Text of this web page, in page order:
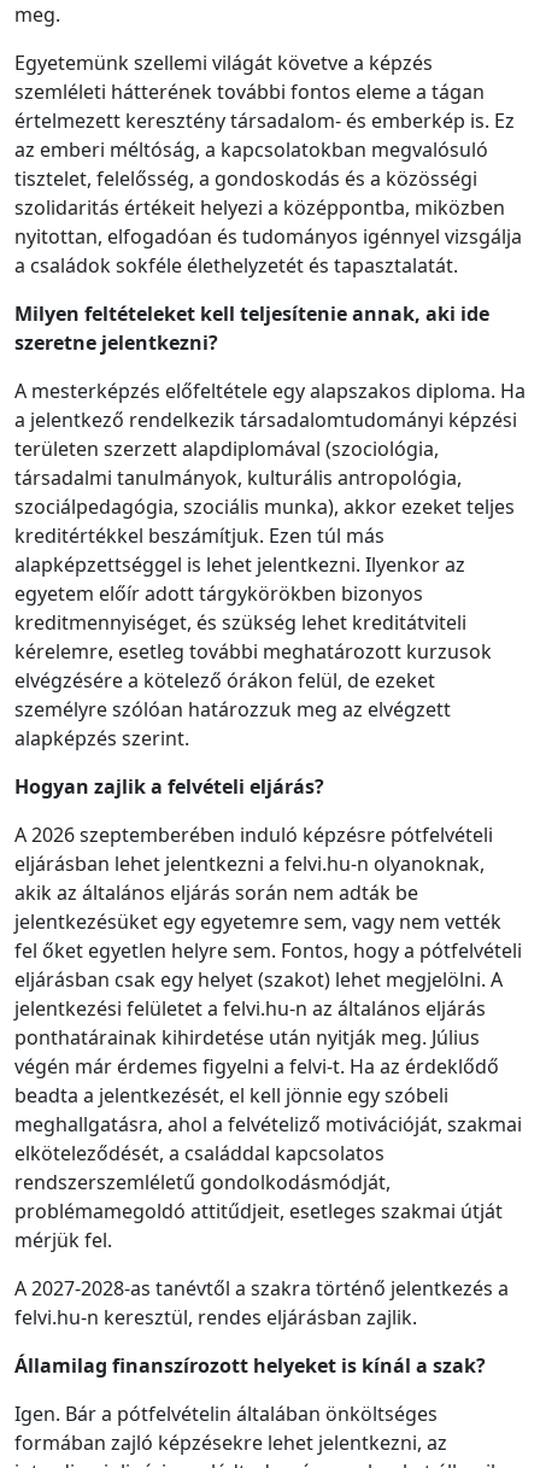
meg.
Egyetemünk szellemi világát követve a képzés
szemléleti hátterének további fontos eleme a tágan
értelmezett keresztény társadalom- és emberkép is. Ez
az emberi méltóság, a kapcsolatokban megvalósuló
tisztelet, felelősség, a gondoskodás és a közösségi
szolidaritás értékeit helyezi a középpontba, miközben
nyitottan, elfogadóan és tudományos igénnyel vizsgálja
a családok sokféle élethelyzetét és tapasztalatát.
Milyen feltételeket kell teljesítenie annak, aki ide
szeretne jelentkezni?
A mesterképzés előfeltétele egy alapszakos diploma. Ha
a jelentkező rendelkezik társadalomtudományi képzési
területen szerzett alapdiplomával (szociológia,
társadalmi tanulmányok, kulturális antropológia,
szociálpedagógia, szociális munka), akkor ezeket teljes
kreditértékkel beszámítjuk. Ezen túl más
alapképzettséggel is lehet jelentkezni. Ilyenkor az
egyetem előír adott tárgykörökben bizonyos
kreditmennyiséget, és szükség lehet kreditátviteli
kérelemre, esetleg további meghatározott kurzusok
elvégzésére a kötelező órákon felül, de ezeket
személyre szólóan határozzuk meg az elvégzett
alapképzés szerint.
Hogyan zajlik a felvételi eljárás?
A 2026 szeptemberében induló képzésre pótfelvételi
eljárásban lehet jelentkezni a felvi.hu-n olyanoknak,
akik az általános eljárás során nem adták be
jelentkezésüket egy egyetemre sem, vagy nem vették
fel őket egyetlen helyre sem. Fontos, hogy a pótfelvételi
eljárásban csak egy helyet (szakot) lehet megjelölni. A
jelentkezési felületet a felvi.hu-n az általános eljárás
ponthatárainak kihirdetése után nyitják meg. Július
végén már érdemes figyelni a felvi-t. Ha az érdeklődő
beadta a jelentkezését, el kell jönnie egy szóbeli
meghallgatásra, ahol a felvételiző motivációját, szakmai
elköteleződését, a családdal kapcsolatos
rendszerszemléletű gondolkodásmódját,
problémamegoldó attitűdjeit, esetleges szakmai útját
mérjük fel.
A 2027-2028-as tanévtől a szakra történő jelentkezés a
felvi.hu-n keresztül, rendes eljárásban zajlik.
Államilag finanszírozott helyeket is kínál a szak?
Igen. Bár a pótfelvételin általában önköltséges
formában zajló képzésekre lehet jelentkezni, az